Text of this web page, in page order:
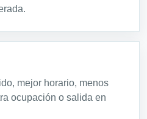
mejor horario, menos
ocupación o salida en